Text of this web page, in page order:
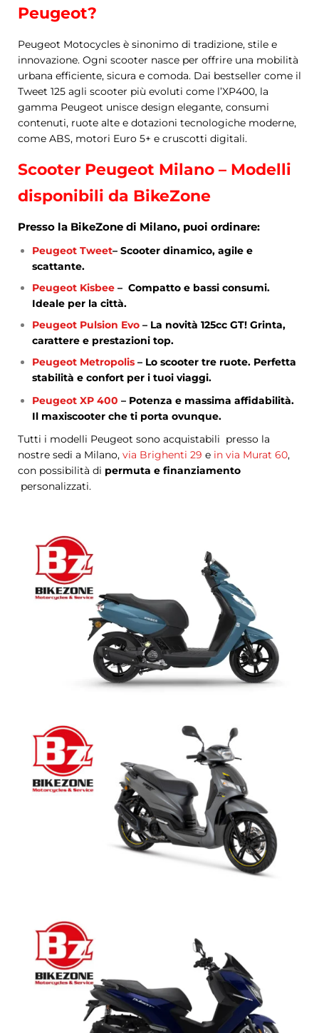
Peugeot?
Peugeot Motocycles è sinonimo di tradizione, stile e
innovazione. Ogni scooter nasce per offrire una mobilità
urbana efficiente, sicura e comoda. Dai bestseller come il
Tweet 125 agli scooter più evoluti come l’XP400, la
gamma Peugeot unisce design elegante, consumi
contenuti, ruote alte e dotazioni tecnologiche moderne,
come ABS, motori Euro 5+ e cruscotti digitali.
Scooter Peugeot Milano – Modelli
disponibili da BikeZone
Presso la BikeZone di Milano, puoi ordinare:
Peugeot Tweet– Scooter dinamico, agile e
scattante.
Peugeot Kisbee – Compatto e bassi consumi.
Ideale per la città.
Peugeot Pulsion Evo – La novità 125cc GT! Grinta,
carattere e prestazioni top.
Peugeot Metropolis – Lo scooter tre ruote. Perfetta
stabilità e confort per i tuoi viaggi.
Peugeot XP 400 – Potenza e massima affidabilità.
Il maxiscooter che ti porta ovunque.
Tutti i modelli Peugeot sono acquistabili presso la
nostre sedi a Milano, via Brighenti 29 e in via Murat 60,
con possibilità di permuta e finanziamento
personalizzati.